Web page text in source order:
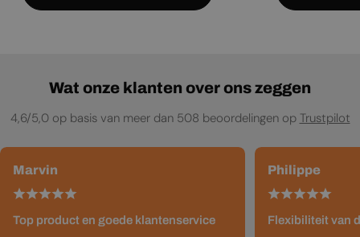
Wat onze klanten over ons zeggen
4,6/5,0 op basis van meer dan 508 beoordelingen op Trustpilot
Marvin
Top product en goede klantenservice
Philippe
Flexibiliteit van